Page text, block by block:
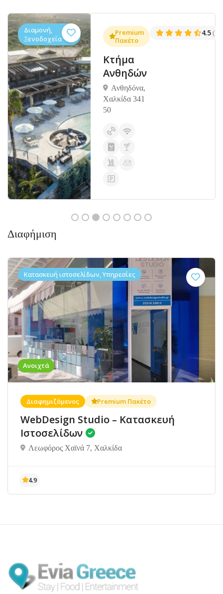
(1381)
Διαμονή,
Ξενοδοχεία
Premium
Πακέτο
Κτήμα
Ανθηδών
Ανθηδόνα,
Χαλκίδα 341
50
4.5
Διαφήμιση
Ανοιχτά
Κατασκευή ιστοσελίδων, Υπηρεσίες
Διαφημιζόμενος Premium Πακέτο
WebDesign Studio – Κατασκευή
Ιστοσελίδων
Λεωφόρος Χαϊνά 7, Χαλκίδα